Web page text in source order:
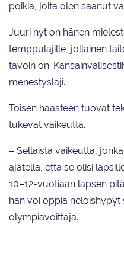
poikia, joita olen saanut
Juuri nyt on hänen
temppulajille, jollainen
tavoin on.
menestyslaji.
Toisen haasteen tuovat
tukevat vaikeutta.
– Sellaista vaikeutta,
ajatella, että se olisi
10–12-vuotiaan lapsen
hän voi oppia neloishypyt
olympiavoittaja.